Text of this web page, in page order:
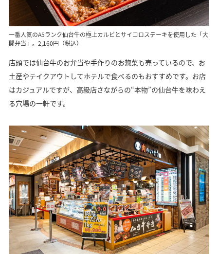
一番人気のA5ランク仙台牛の極上カルビとサイコロステーキを使用した「大
関弁当」。2,160円（税込）
店頭では仙台牛のお弁当や手作りのお惣菜も売っているので、お
土産やテイクアウトしてホテルで食べるのもおすすめです。お店
はカジュアルですが、高級店さながらの“本物”の仙台牛を味わえ
る穴場の一軒です。